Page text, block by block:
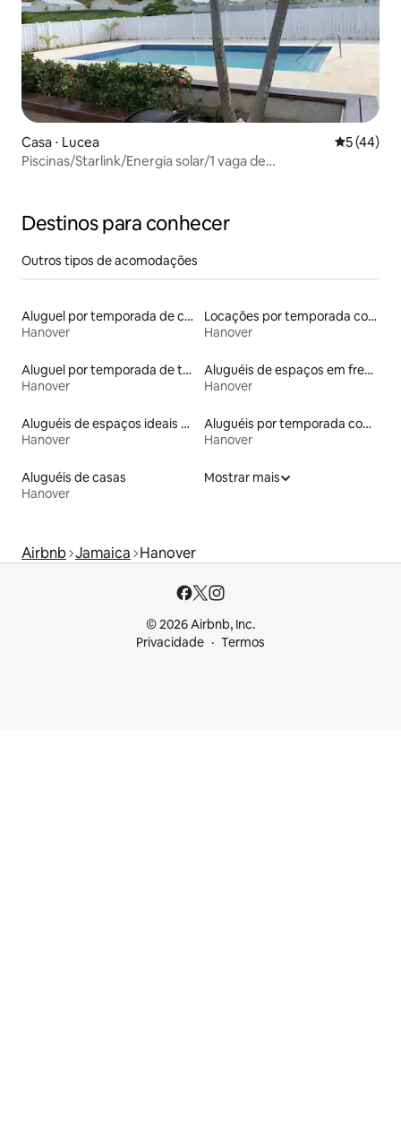
Casa ⋅ Lucea 5 de uma
5 (44)
Piscinas/Starlink/Energia solar/1 vaga de
Destinos para conhecer
Outros tipos de acomodações
Aluguel por temporada de casas de hóspedes
Hanover
Locações por temporada com piscina
Hanover
Aluguel por temporada de townhouses
Hanover
Aluguéis de espaços em frente à praia
Hanover
Aluguéis de espaços ideais para famílias
Hanover
Aluguéis por temporada com suítes privativas
Hanover
Aluguéis de casas
Hanover
Mostrar mais
Airbnb Jamaica Hanover
© 2026 Airbnb, Inc.
Privacidade
Termos